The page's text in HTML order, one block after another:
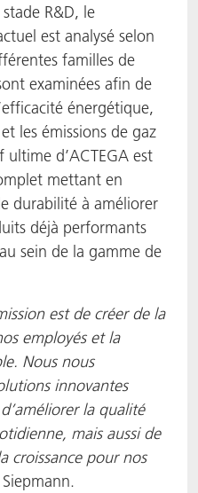
R&D, le
est analysé selon
familles de
examinées afin de
énergétique,
les émissions de gaz
ultime d’ACTEGA est
mettant en
durabilité à améliorer
déjà performants
sein de la gamme de
est de créer de la
employés et la
Nous nous
innovantes
la qualité
mais aussi de
croissance pour nos